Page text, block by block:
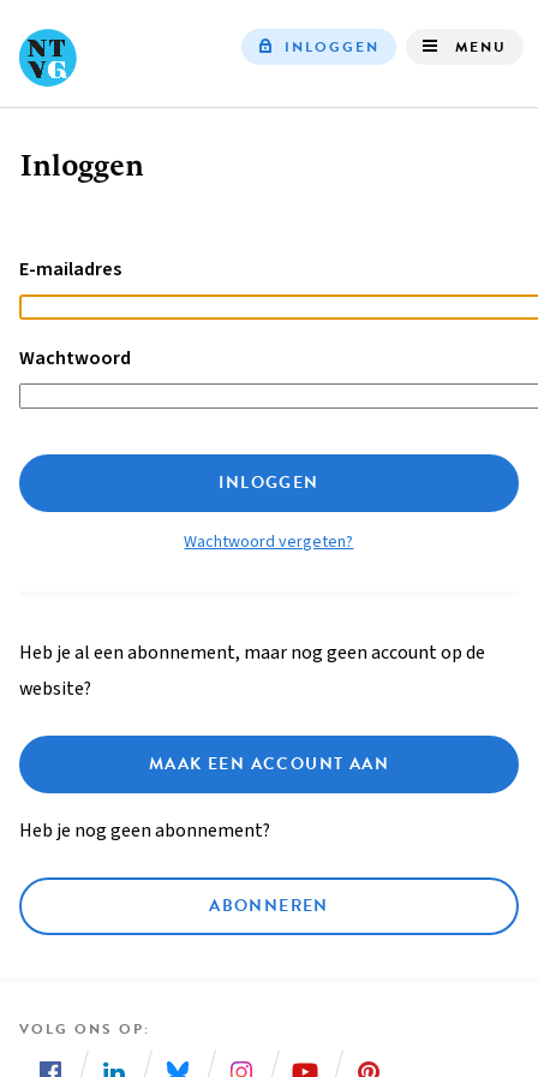
INLOGGEN MENU
Kruimelpad
Inloggen
E-mailadres
Wachtwoord
INLOGGEN
Wachtwoord vergeten?
Heb je al een abonnement, maar nog geen account op de
website?
MAAK EEN ACCOUNT AAN
Heb je nog geen abonnement?
ABONNEREN
VOLG ONS OP